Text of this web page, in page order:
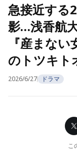
急接近する
影…浅香航
『産まな
のトツキト
2026/6/27 ドラマ
こ